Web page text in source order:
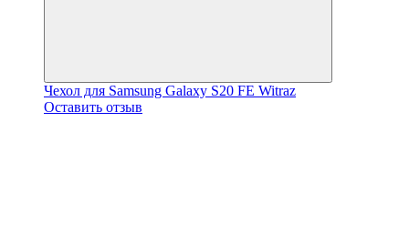
Чехол для Samsung Galaxy S20 FE Witraz
Оставить отзыв